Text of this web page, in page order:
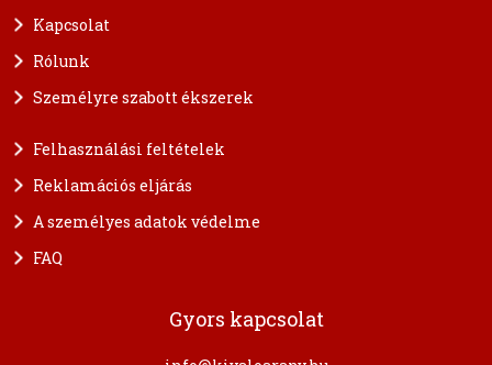
Kapcsolat
Rólunk
Személyre szabott ékszerek
Felhasználási feltételek
Reklamációs eljárás
A személyes adatok védelme
FAQ
Gyors kapcsolat